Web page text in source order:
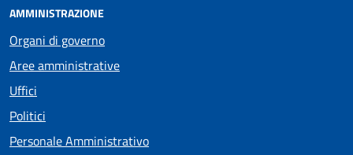
AMMINISTRAZIONE
Organi di governo
Aree amministrative
Uffici
Politici
Personale Amministrativo